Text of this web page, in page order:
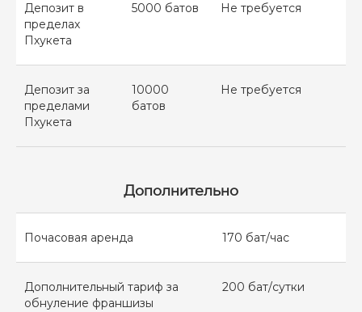
Депозит в
пределах
Пхукета
5000 батов Не требуется
Депозит за
пределами
Пхукета
10000
батов
Не требуется
Дополнительно
Почасовая аренда 170 бат/час
Дополнительный тариф за
обнуление франшизы
200 бат/сутки
+66 63 378 5662
ПАРК АВТОМОБИЛЕЙ
БЛОГ
ГРУППА КОМПАНИЙ ИНТЕГРА